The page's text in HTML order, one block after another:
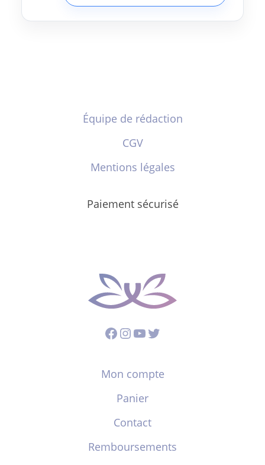
Équipe de rédaction
CGV
Mentions légales
Paiement sécurisé
Facebook
Instagram
YouTube
Twitter
Mon compte
Panier
Contact
Remboursements